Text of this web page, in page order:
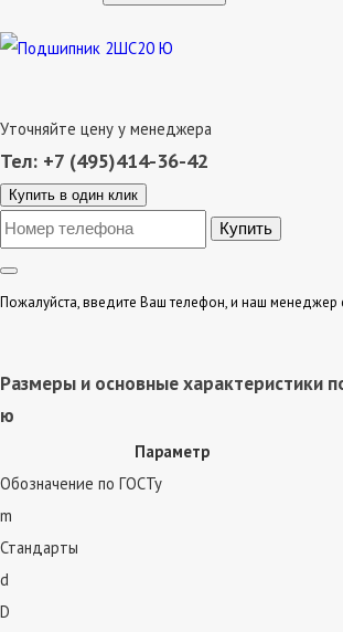
Уточняйте цену у менеджера
Тел: +7 (495)414-36-42
Купить в один клик
Пожалуйста, введите Ваш телефон, и наш менеджер
Размеры и основные характеристики
ю
Параметр
Обозначение по ГОСТу
m
Стандарты
d
D